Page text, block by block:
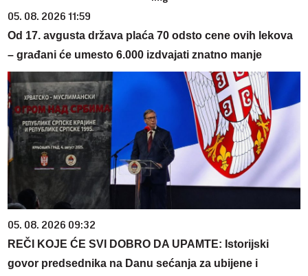
05. 08. 2026 11:59
Od 17. avgusta država plaća 70 odsto cene ovih lekova
– građani će umesto 6.000 izdvajati znatno manje
05. 08. 2026 09:32
REČI KOJE ĆE SVI DOBRO DA UPAMTE: Istorijski
govor predsednika na Danu sećanja za ubijene i